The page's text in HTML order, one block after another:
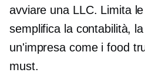
avviare una LLC. Limita
semplifica la contabilità,
un'impresa come i food
must.